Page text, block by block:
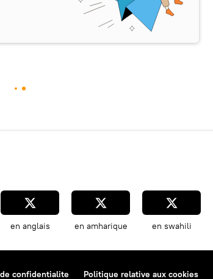
en anglais en amharique en swahili
confidentialite Politique relative aux cookies